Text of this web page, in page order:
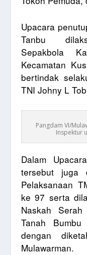
Upacara
Tanbu
Sepakbola
Kecamatan
bertindak
TNI Johny L
Pangdam VI/
Inspektur
Dalam
tersebut juga
Pelaksanaan
ke 97 serta
Naskah Serah
Tanah
dengan
Mulawarman.